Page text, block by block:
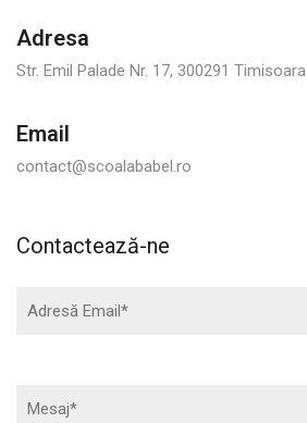
Adresa
Str. Emil Palade Nr. 17, 300291 Timisoara
Email
contact@scoalababel.ro
Contactează-ne